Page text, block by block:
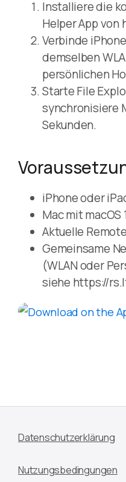
Installiere die
Helper App
Verbinde
demselben
persönlichen
Starte File
synchronisiere
Sekunden.
iPhone oder
Mac mit macOS
Aktuelle
Gemeinsame
(WLAN oder
siehe https://
Datenschutzerklärung
Nutzungsbedingungen